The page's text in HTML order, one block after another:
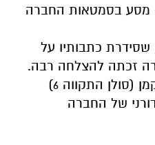
לרצח- מסע בסמטאות החברה
כתבותיו על
זכתה להצלחה רבה.
לצדו על הבמה, עמרי גליקמן (סולן התקווה 6)
של החברה